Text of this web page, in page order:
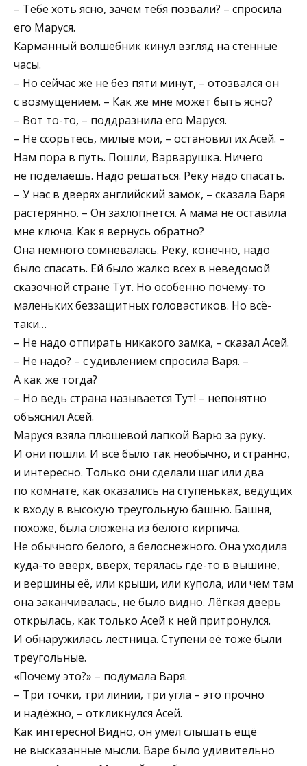
– Тебе хоть ясно, зачем тебя позвали? – спросила
его Маруся.
Карманный волшебник кинул взгляд на стенные
часы.
– Но сейчас же не без пяти минут, – отозвался он
с возмущением. – Как же мне может быть ясно?
– Вот то-то, – поддразнила его Маруся.
– Не ссорьтесь, милые мои, – остановил их Асей. –
Нам пора в путь. Пошли, Варварушка. Ничего
не поделаешь. Надо решаться. Реку надо спасать.
– У нас в дверях английский замок, – сказала Варя
растерянно. – Он захлопнется. А мама не оставила
мне ключа. Как я вернусь обратно?
Она немного сомневалась. Реку, конечно, надо
было спасать. Ей было жалко всех в неведомой
сказочной стране Тут. Но особенно почему-то
маленьких беззащитных головастиков. Но всё-
таки…
– Не надо отпирать никакого замка, – сказал Асей.
– Не надо? – с удивлением спросила Варя. –
А как же тогда?
– Но ведь страна называется Тут! – непонятно
объяснил Асей.
Маруся взяла плюшевой лапкой Варю за руку.
И они пошли. И всё было так необычно, и странно,
и интересно. Только они сделали шаг или два
по комнате, как оказались на ступеньках, ведущих
к входу в высокую треугольную башню. Башня,
похоже, была сложена из белого кирпича.
Не обычного белого, а белоснежного. Она уходила
куда-то вверх, вверх, терялась где-то в вышине,
и вершины её, или крыши, или купола, или чем там
она заканчивалась, не было видно. Лёгкая дверь
открылась, как только Асей к ней притронулся.
И обнаружилась лестница. Ступени её тоже были
треугольные.
«Почему это?» – подумала Варя.
– Три точки, три линии, три угла – это прочно
и надёжно, – откликнулся Асей.
Как интересно! Видно, он умел слышать ещё
не высказанные мысли. Варе было удивительно